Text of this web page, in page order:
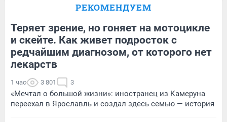
РЕКОМЕНДУЕМ
Теряет зрение, но гоняет на мотоцикле
и скейте. Как живет подросток с
редчайшим диагнозом, от которого нет
лекарств
1 час 3 801 3
«Мечтал о большой жизни»: иностранец из Камеруна
переехал в Ярославль и создал здесь семью — история